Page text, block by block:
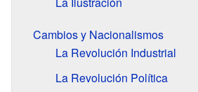
Cambios y Nacionalismos
La Revolución Industrial
La Revolución Política